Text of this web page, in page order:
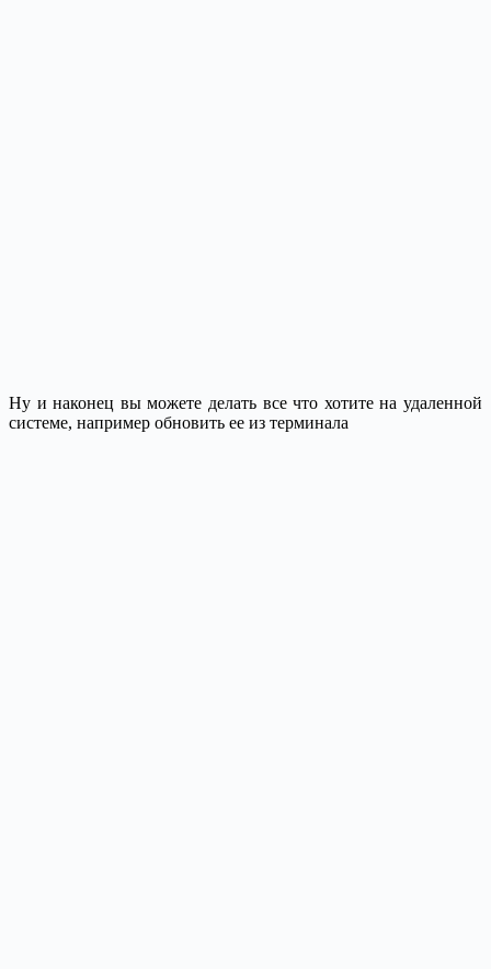
Ну и наконец вы можете делать все что хотите на удаленной
системе, например обновить ее из терминала